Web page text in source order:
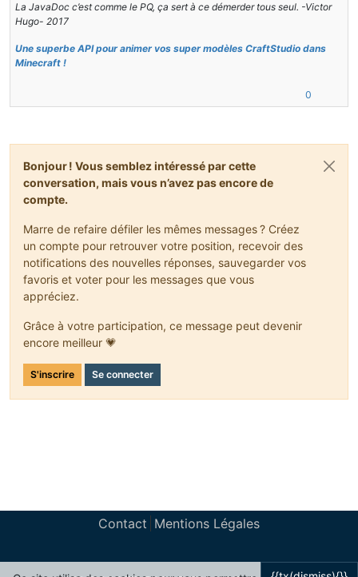
La JavaDoc c’est comme le PQ, ça sert à ce démerder tous seul. -Victor
Hugo- 2017
Une superbe API pour animer vos super modèles CraftStudio dans
Minecraft !
0
Bonjour ! Vous semblez intéressé par cette
conversation, mais vous n’avez pas encore de
compte.
Marre de refaire défiler les mêmes messages ? Créez
un compte pour retrouver votre position, recevoir des
notifications des nouvelles réponses, sauvegarder vos
favoris et voter pour les messages que vous
appréciez.
Grâce à votre participation, ce message peut devenir
encore meilleur 💗
S'inscrire Se connecter
Contact Mentions Légales